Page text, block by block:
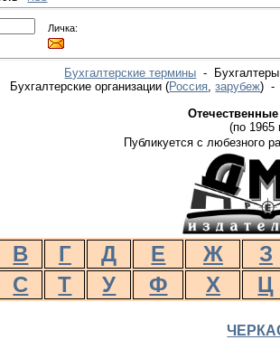
Личка:
Бухгалтерские термины -
Бухгалтерские организации(Россия ,зарубеж) -
(по 1965
Публикуется с любезного
В Г Д Е Ж З
С Т У Ф Х Ц